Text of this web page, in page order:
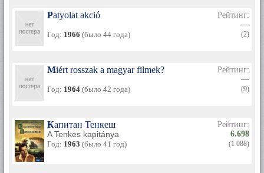
Patyolat akció
Год: 1966 (было 44 года)
Рейтинг:
—
(2)
Miért rosszak a magyar filmek?
Год: 1964 (было 42 года)
Рейтинг:
—
(9)
Капитан Тенкеш
A Tenkes kapitánya
Год: 1963 (было 41 год)
Рейтинг:
6.698
(1 088)